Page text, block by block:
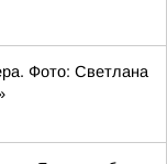
Фото: Светлана